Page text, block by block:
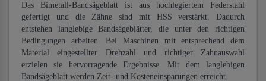
Das Bimetall-Bandsägeblatt ist aus hochlegiertem Federstahl
gefertigt und die Zähne sind mit HSS verstärkt. Dadurch
entstehen langlebige Bandsägeblätter, die unter den richtigen
Bedingungen arbeiten. Bei Maschinen mit entsprechend dem
Material eingestellter Drehzahl und richtiger Zahnauswahl
erzielen sie hervorragende Ergebnisse. Mit dem langlebigen
Bandsägeblatt werden Zeit- und Kosteneinsparungen erreicht.